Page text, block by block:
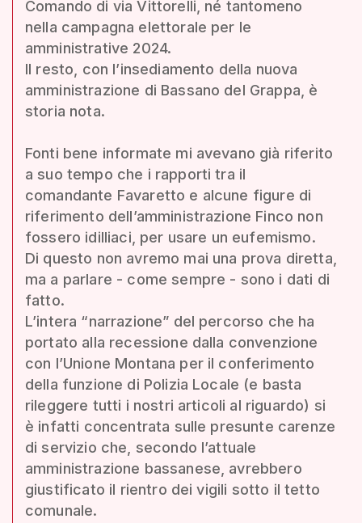
Comando di via Vittorelli, né tantomeno
nella campagna elettorale per le
amministrative 2024.
Il resto, con l’insediamento della nuova
amministrazione di Bassano del Grappa, è
storia nota.
Fonti bene informate mi avevano già riferito
a suo tempo che i rapporti tra il
comandante Favaretto e alcune figure di
riferimento dell’amministrazione Finco non
fossero idilliaci, per usare un eufemismo.
Di questo non avremo mai una prova diretta,
ma a parlare - come sempre - sono i dati di
fatto.
L’intera “narrazione” del percorso che ha
portato alla recessione dalla convenzione
con l’Unione Montana per il conferimento
della funzione di Polizia Locale (e basta
rileggere tutti i nostri articoli al riguardo) si
è infatti concentrata sulle presunte carenze
di servizio che, secondo l’attuale
amministrazione bassanese, avrebbero
giustificato il rientro dei vigili sotto il tetto
comunale.